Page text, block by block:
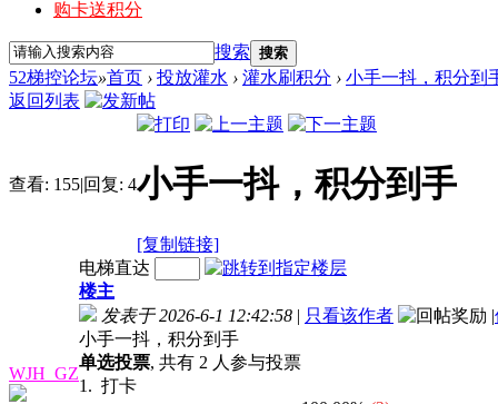
购卡送积分
搜索 搜索
52梯控论坛»首页 › 投放灌水 › 灌水刷积分 › 小手一抖，积分到
返回列表
查看: 155|回复: 4小手一抖，积分到手
[复制链接]
WJH_GZ
电梯直达
楼主
发表于 2026-6-1 12:42:58 | 只看该作者 |
小手一抖，积分到手
单选投票, 共有 2 人参与投票
1. 打卡